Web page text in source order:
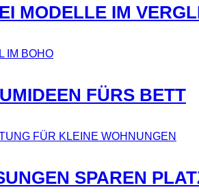
MODELLE IM
FÜRS BETT
SPAREN